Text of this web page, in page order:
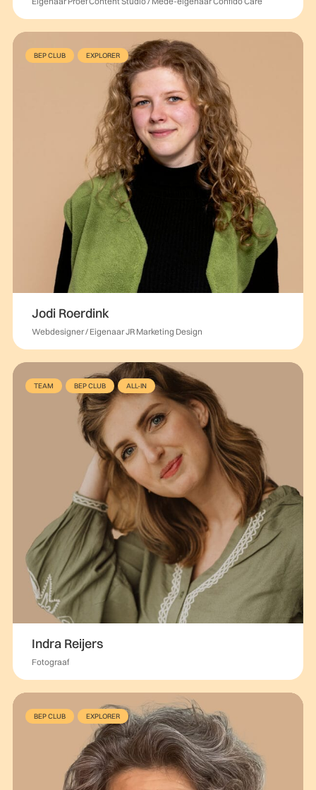
BEP CLUB EXPLORER
Jodi Roerdink
Webdesigner / Eigenaar JR Marketing Design
TEAM BEP CLUB ALL-IN
Indra Reijers
Fotograaf
BEP CLUB EXPLORER